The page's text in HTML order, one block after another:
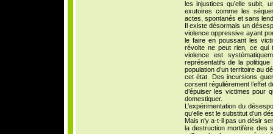
les injustices qu’elle subit,
exutoires comme les
actes, spontanés et sans
Il existe désormais un
violence oppressive ayant
le faire en poussant les
révolte ne peut rien, ce qui
violence est
représentatifs de la
population d’un territoire au
cet état. Des incursions
corsent régulièrement l’effet
d’épuiser les victimes pour
domestiquer.
L’expérimentation du
qu’elle est le substitut d’un
Mais n’y a-t-il pas un désir
la destruction mortifère des